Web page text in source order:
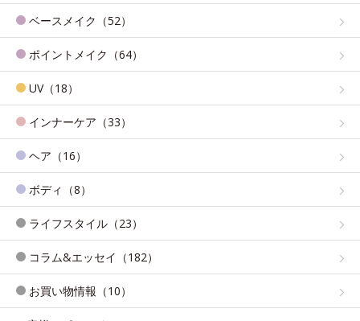
ベースメイク（52）
ポイントメイク（64）
UV（18）
インナーケア（33）
ヘア（16）
ボディ（8）
ライフスタイル（23）
コラム&エッセイ（182）
お買い物情報（10）